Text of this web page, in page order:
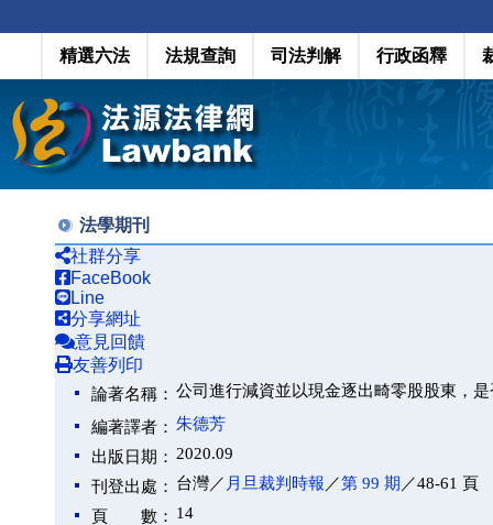
精選六法 法規查詢 司法判解 行政函釋
法學期刊
社群分享
FaceBook
Line
分享網址
意見回饋
友善列印
論著名稱： 公司進行減資並以現金逐出畸零股股東，
編著譯者： 朱德芳
出版日期： 2020.09
刊登出處： 台灣／ 月旦裁判時報 ／第 99 期 ／48-61 頁
頁 數： 14